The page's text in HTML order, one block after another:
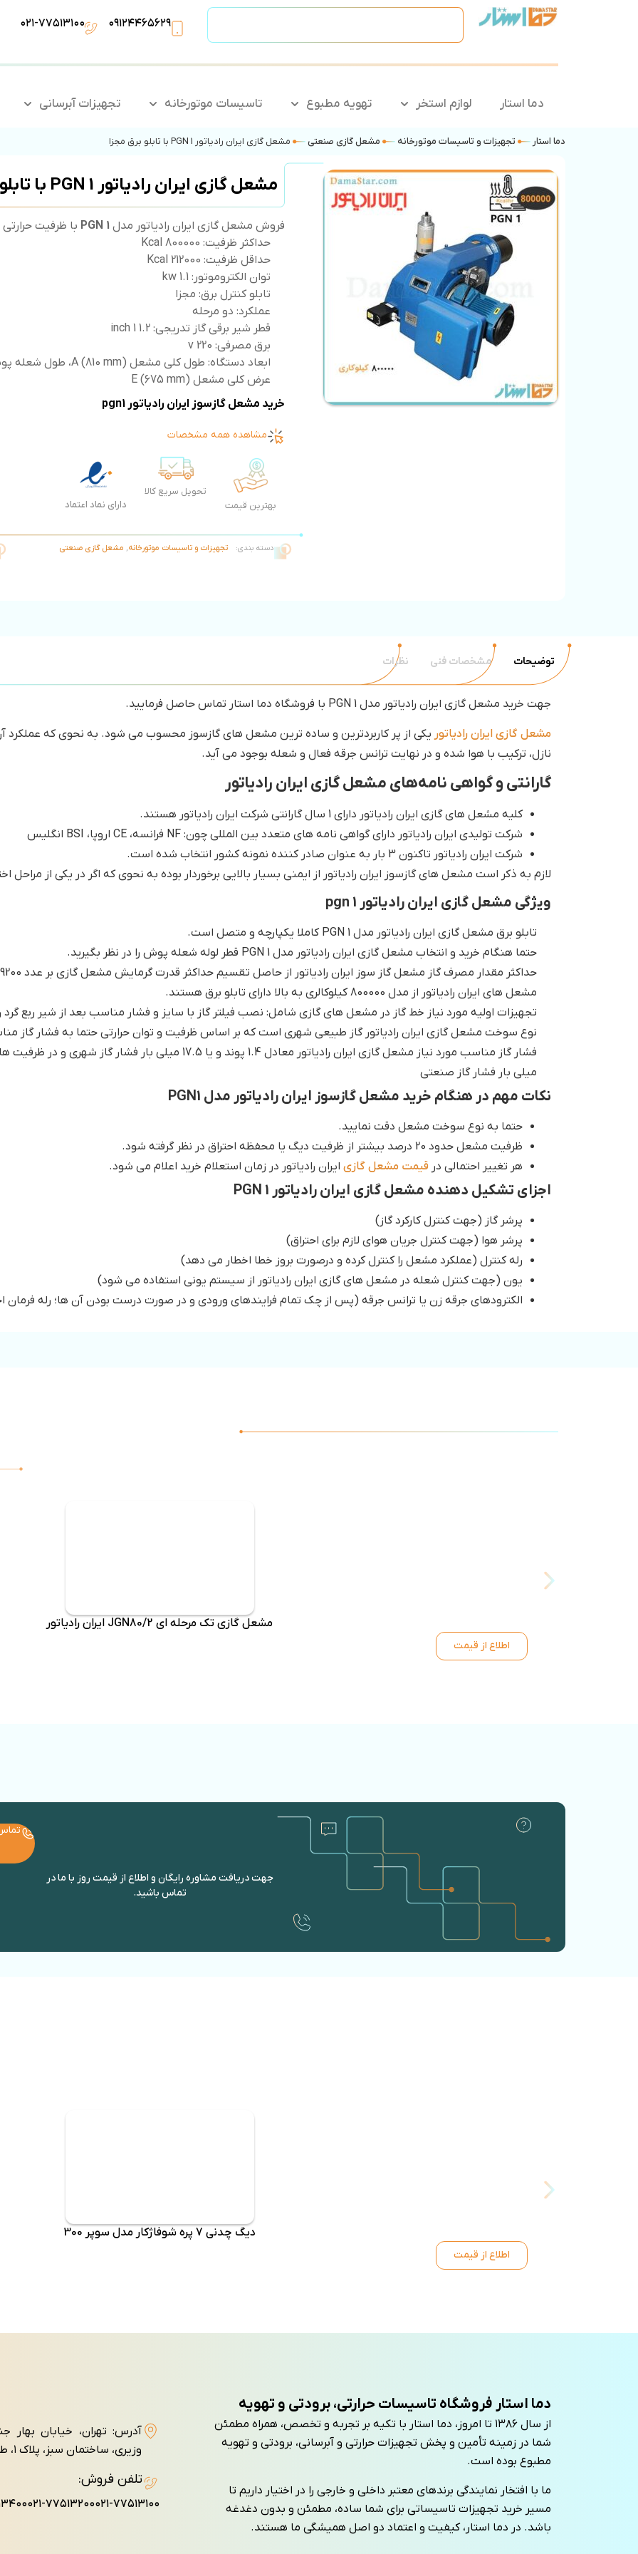
۰۹۱۲۴۴۶۵۶۲۹ ۰۲۱-۷۷۵۱۳۱۰۰
دما استار لوازم استخر تهویه مطبوع تاسیسات موتورخانه تجهیزات آبرسانی
دما استار تجهیزات و تاسیسات موتورخانه مشعل گازی صنعتی مشعل گازی ایران رادیاتور PGN 1 با تابلو برق مجزا
مشعل گازی ایران رادیاتور PGN 1 با تابلو برق مجزا
فروش مشعل گازی ایران رادیاتور مدل PGN 1
با ظرفیت حرارتی 800000 کیلوکالری و کیفیت ساخت درجه یک.
حداکثر ظرفیت: 800000 Kcal
حداقل ظرفیت: Kcal 212000
توان الکتروموتور: 1.1 kw
تابلو کنترل برق: مجزا
عملکرد: دو مرحله
قطر شیر برقی گاز تدریجی: 1.2 1 inch
برق مصرفی: 220 v
عرض کلی مشعل E (675 mm)
خرید مشعل گازسوز ایران رادیاتور pgn1
مشاهده همه مشخصات
بهترین قیمت
تحویل سریع کالا
دارای نماد اعتماد
دسته بندی: تجهیزات و تاسیسات موتورخانه, مشعل گازی صنعتی
توضیحات مشخصات فنی نظرات
جهت خرید مشعل گازی ایران رادیاتور مدل PGN 1 با فروشگاه دما استار تماس حاصل فرمایید.
مشعل گازی ایران رادیاتور یکی از پر کاربردترین و ساده ترین مشعل های گازسوز محسوب می شود. به نحوی که عملکرد
نازل، ترکیب با هوا شده و در نهایت ترانس جرقه فعال و شعله بوجود می آید.
گارانتی و گواهی نامه‌های مشعل گازی ایران رادیاتور
کلیه مشعل های گازی ایران رادیاتور دارای 1 سال گارانتی شرکت ایران رادیاتور هستند.
شرکت تولیدی ایران رادیاتور دارای گواهی نامه های متعدد بین المللی چون: NF فرانسه، CE اروپا، BSI انگلیس
شرکت ایران رادیاتور تاکنون 3 بار به عنوان صادر کننده نمونه کشور انتخاب شده است.
لازم به ذکر است مشعل های گازسوز ایران رادیاتور از ایمنی بسیار بالایی برخوردار بوده به نحوی که اگر در یکی از
ویژگی مشعل گازی ایران رادیاتور pgn 1
تابلو برق مشعل گازی ایران رادیاتور مدل PGN 1 کاملا یکپارچه و متصل است.
حتما هنگام خرید و انتخاب مشعل گازی ایران رادیاتور مدل PGN 1 قطر لوله شعله پوش را در نظر بگیرید.
حداکثر مقدار مصرف گاز مشعل گاز سوز ایران رادیاتور از حاصل تقسیم حداکثر قدرت گرمایش مشعل گازی بر عدد 9200 بدست می آید.
مشعل های ایران رادیاتور از مدل 800000 کیلوکالری به بالا دارای تابلو برق هستند.
تجهیزات اولیه مورد نیاز خط گاز در مشعل های گازی شامل: نصب فیلتر گاز با سایز و فشار مناسب بعد از شیر ربع گرد و
نوع سوخت مشعل گازی ایران رادیاتور گاز طبیعی شهری است که بر اساس ظرفیت و توان حرارتی حتما به فشار گاز
میلی بار فشار گاز صنعتی
نکات مهم در هنگام خرید مشعل گازسوز ایران رادیاتور مدل PGN1
حتما به نوع سوخت مشعل دقت نمایید.
ظرفیت مشعل حدود 20 درصد بیشتر از ظرفیت دیگ یا محفظه احتراق در نظر گرفته شود.
هر تغییر احتمالی در قیمت مشعل گازی ایران رادیاتور در زمان استعلام خرید اعلام می شود.
اجزای تشکیل دهنده مشعل گازی ایران رادیاتور PGN 1
پرشر گاز (جهت کنترل کارکرد گاز)
پرشر هوا (جهت کنترل جریان هوای لازم برای احتراق)
رله کنترل (عملکرد مشعل را کنترل کرده و درصورت بروز خطا اخطار می دهد)
یون (جهت کنترل شعله در مشعل های گازی ایران رادیاتور از سیستم یونی استفاده می شود)
الکترودهای جرقه زن یا ترانس جرقه (پس از چک تمام فرایندهای ورودی و در صورت درست بودن آن ها؛ رله فرمان
مشعل گازی تک مرحله ای JGN80/2 ایران رادیاتور
اطلاع از قیمت
جهت دریافت مشاوره رایگان و اطلاع از قیمت روز با ما در
تماس باشید.
دیگ چدنی 7 پره شوفاژکار مدل سوپر 300
اطلاع از قیمت
دما استار فروشگاه تاسیسات حرارتی، برودتی و تهویه
از سال ۱۳۸۶ تا امروز، دما استار با تکیه بر تجربه و تخصص، همراه مطمئن
شما در زمینه تأمین و پخش تجهیزات حرارتی و آبرسانی، برودتی و تهویه
مطبوع بوده است.
ما با افتخار نمایندگی برندهای معتبر داخلی و خارجی را در اختیار داریم تا
مسیر خرید تجهیزات تاسیساتی برای شما ساده، مطمئن و بدون دغدغه
باشد. در دما استار، کیفیت و اعتماد دو اصل همیشگی ما هستند.
آدرس: تهران، خیابان بهار
وزيری، ساختمان سبز، پلاک ۱، طبقه سوم، واحد ۷
تلفن فروش:
۰۲۱-۷۷۵۱۳۱۰۰۰۲۱-۷۷۵۱۳۲۰۰۰۲۱-